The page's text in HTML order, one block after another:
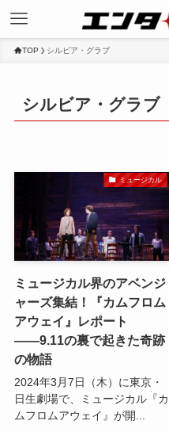
TOP シルビア・グラブ
シルビア・グラブ
ミュージカル
ミュージカル界のアベンジ
ャーズ集結！『カムフロム
アウェイ』レポート
――9.11の裏で起きた奇跡
の物語
2024年3月7日（木）に東京・
日生劇場で、ミュージカル『カ
ムフロムアウェイ』が開...